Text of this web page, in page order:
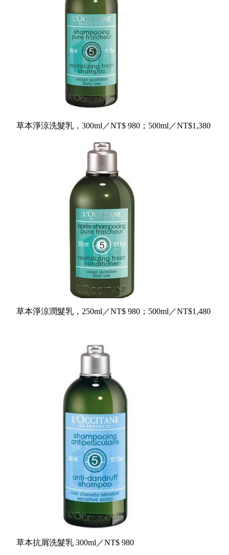
草本淨涼洗髮乳， 300ml／NT$ 980；500ml／NT$1,380
草本淨涼潤髮乳， 250ml／NT$ 980；500ml／NT$1,480
草本抗屑洗髮乳 300ml ／NT$ 980